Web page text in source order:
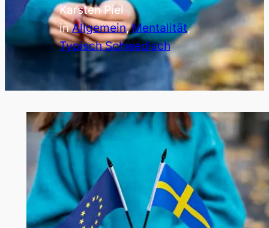
Karsten Piel
inAllgemein, Mentalität ,
Typisch Schwedisch